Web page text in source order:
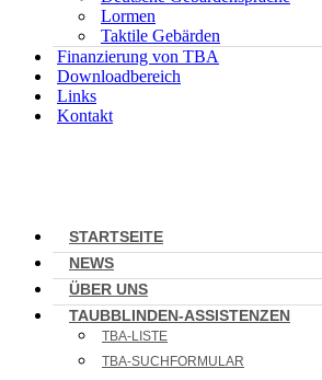
Lormen
Taktile Gebärden
Finanzierung von TBA
Downloadbereich
Links
Kontakt
STARTSEITE
NEWS
ÜBER UNS
TAUBBLINDEN-ASSISTENZEN
TBA-LISTE
TBA-SUCHFORMULAR